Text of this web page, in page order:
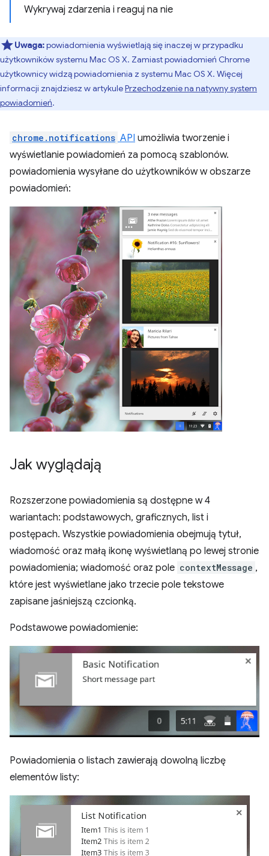
Wykrywaj zdarzenia i reaguj na nie
Uwaga:powiadomienia wyświetlają się inaczej w przypadku
użytkowników systemu Mac OS X. Zamiast powiadomień Chrome
użytkownicy widzą powiadomienia z systemu Mac OS X. Więcej
informacji znajdziesz w artykulePrzechodzenie na natywny system
powiadomień.
chrome.notifications API umożliwia tworzenie i
wyświetlanie powiadomień za pomocą szablonów.
powiadomienia wysyłane do użytkowników w obszarze
powiadomień:
Jak wyglądają
Rozszerzone powiadomienia są dostępne w 4
wariantach: podstawowych, graficznych, list i
postępach. Wszystkie powiadomienia obejmują tytuł,
wiadomość oraz małą ikonę wyświetlaną po lewej stronie
powiadomienia; wiadomość oraz pole contextMessage ,
które jest wyświetlane jako trzecie pole tekstowe
zapisane jaśniejszą czcionką.
Podstawowe powiadomienie:
Powiadomienia o listach zawierają dowolną liczbę
elementów listy: